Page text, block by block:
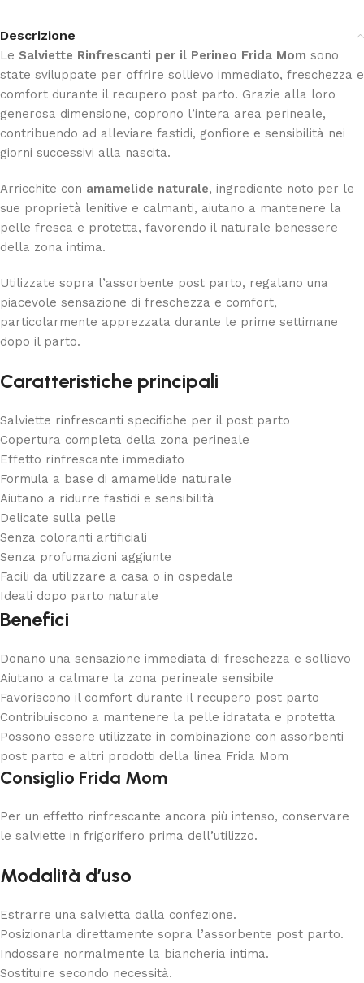
Descrizione
Le Salviette Rinfrescanti per il Perineo Frida Mom sono
state sviluppate per offrire sollievo immediato, freschezza e
comfort durante il recupero post parto. Grazie alla loro
generosa dimensione, coprono l’intera area perineale,
contribuendo ad alleviare fastidi, gonfiore e sensibilità nei
giorni successivi alla nascita.
Arricchite con amamelide naturale, ingrediente noto per le
sue proprietà lenitive e calmanti, aiutano a mantenere la
pelle fresca e protetta, favorendo il naturale benessere
della zona intima.
Utilizzate sopra l’assorbente post parto, regalano una
piacevole sensazione di freschezza e comfort,
particolarmente apprezzata durante le prime settimane
dopo il parto.
Caratteristiche principali
Salviette rinfrescanti specifiche per il post parto
Copertura completa della zona perineale
Effetto rinfrescante immediato
Formula a base di amamelide naturale
Aiutano a ridurre fastidi e sensibilità
Delicate sulla pelle
Senza coloranti artificiali
Senza profumazioni aggiunte
Facili da utilizzare a casa o in ospedale
Ideali dopo parto naturale
Benefici
Donano una sensazione immediata di freschezza e sollievo
Aiutano a calmare la zona perineale sensibile
Favoriscono il comfort durante il recupero post parto
Contribuiscono a mantenere la pelle idratata e protetta
Possono essere utilizzate in combinazione con assorbenti
post parto e altri prodotti della linea Frida Mom
Consiglio Frida Mom
Per un effetto rinfrescante ancora più intenso, conservare
le salviette in frigorifero prima dell’utilizzo.
Modalità d’uso
Estrarre una salvietta dalla confezione.
Posizionarla direttamente sopra l’assorbente post parto.
Indossare normalmente la biancheria intima.
Sostituire secondo necessità.